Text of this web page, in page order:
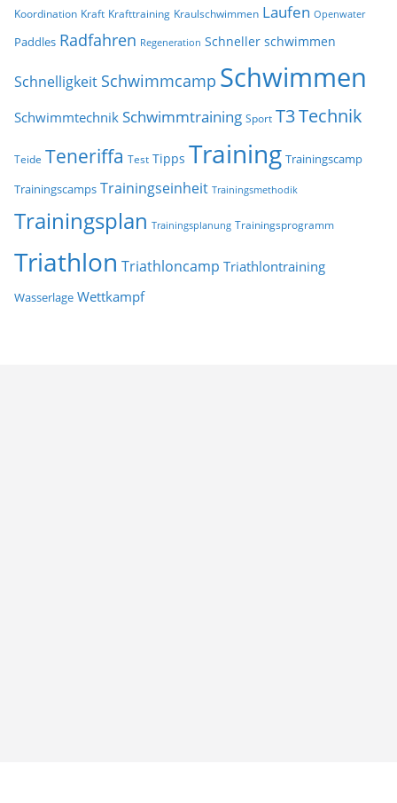
Koordination Kraft Krafttraining Kraulschwimmen Laufen Openwater
Paddles Radfahren Regeneration Schneller schwimmen
Schnelligkeit Schwimmcamp Schwimmen
Schwimmtechnik Schwimmtraining Sport T3Technik
Teide Teneriffa Test Tipps Training Trainingscamp
Trainingscamps Trainingseinheit Trainingsmethodik
Trainingsplan Trainingsplanung Trainingsprogramm
Triathlon Triathloncamp Triathlontraining
Wasserlage Wettkampf